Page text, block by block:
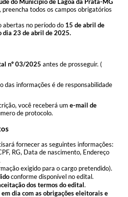
preencha todos os campos obrigatórios
abertas no período do 15 de abril de
dia 23 de abril de 2025​.
nº 03/2025 antes de prosseguir. (
das informações é de responsabilidade
você receberá um e-mail de
de protocolo.
fornecer as seguintes informações:
RG, Data de nascimento, Endereço
exigido para o cargo pretendido).
conforme disponível no edital.
dos termos do edital.
dia com as obrigações eleitorais e